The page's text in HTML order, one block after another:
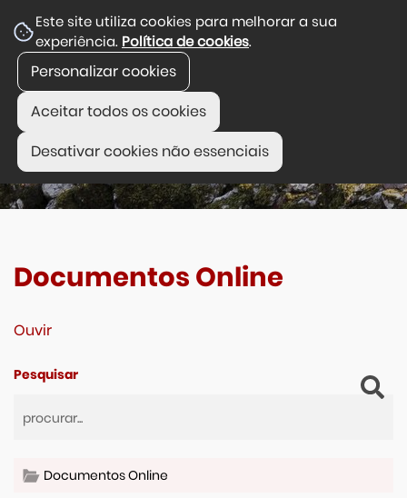
Este site utiliza cookies para melhorar a sua
experiência. Política de cookies.
Personalizar cookies
Aceitar todos os cookies
Desativar cookies não essenciais
Documentos Online
Ouvir
Pesquisar
Documentos Online